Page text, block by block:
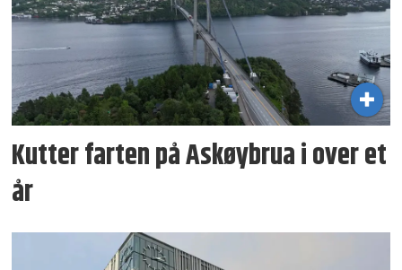
Kutter farten på Askøybrua i over et
år